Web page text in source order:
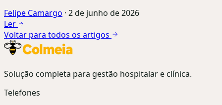
Felipe Camargo · 2 de junho de 2026
Ler
Voltar para todos os artigos
Solução completa para gestão hospitalar e clínica.
Telefones